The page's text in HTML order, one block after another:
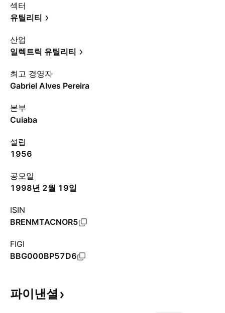
섹터
유틸리티
산업
일렉트릭 유틸리티
최고 경영자
Gabriel Alves Pereira
본부
Cuiaba
설립
1956
공모일
1998년 2월 19일
ISIN
BRENMTACNOR5
FIGI
BBG000BP57D6
파이낸셜